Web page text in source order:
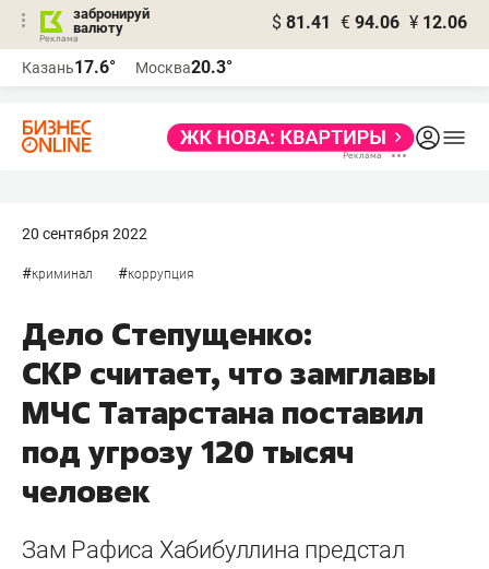
забронируй
валюту
$ 81.41 € 94.06 ¥ 12.06
Казань17.6° Москва20.3°
20 сентября 2022
#криминал #коррупция
Дело Степущенко:
СКР считает, что замглавы
МЧС Татарстана поставил
под угрозу 120 тысяч
человек
Зам Рафиса Хабибуллина предстал